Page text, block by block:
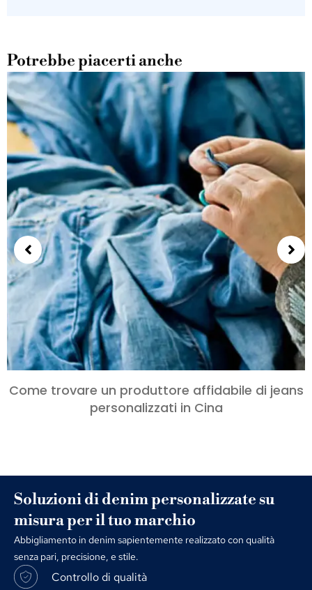
Potrebbe piacerti anche
Come trovare un produttore affidabile di jeans
personalizzati in Cina
Soluzioni di denim personalizzate su
misura per il tuo marchio
Abbigliamento in denim sapientemente realizzato con qualità
senza pari, precisione, e stile.
Controllo di qualità